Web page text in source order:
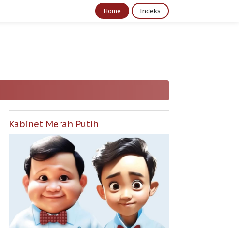
Home Indeks
Kabinet Merah Putih